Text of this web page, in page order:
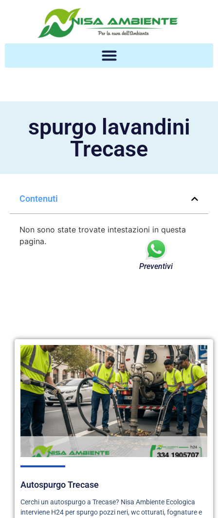
spurgo lavandini
Trecase
Contenuti
Non sono state trovate intestazioni in questa
pagina.
Autospurgo Trecase
Cerchi un autospurgo a Trecase? Nisa Ambiente Ecologica
interviene H24 per spurgo pozzi neri, wc otturati, fognature e
Preventivi